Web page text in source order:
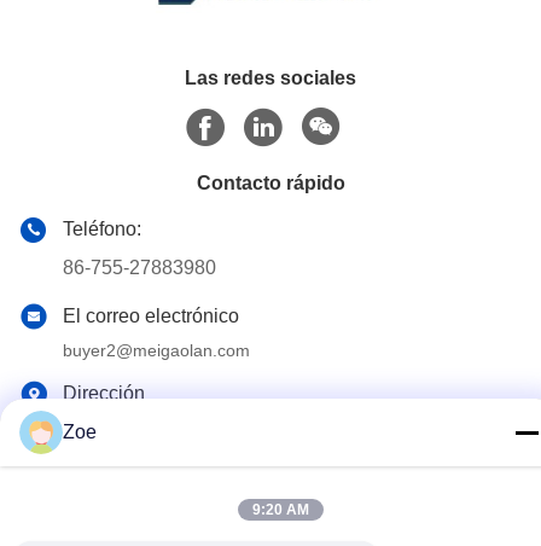
Las redes sociales
Contacto rápido
Teléfono:
86-755-27883980
El correo electrónico
buyer2@meigaolan.com
Dirección
RA1-B2, F32 de Dongjianghaoyuan, Baomin Rd, distrito de
Política de privacidad|Mapa del Sitio
Zoe
9:20 AM